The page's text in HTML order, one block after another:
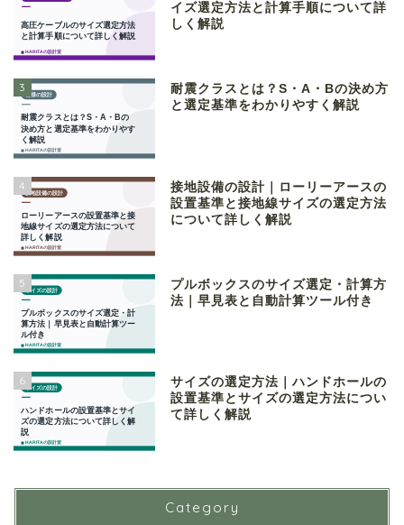
イズ選定方法と計算手順について詳
しく解説
3
耐震クラスとは？S・A・Bの決め方
と選定基準をわかりやすく解説
4
接地設備の設計｜ローリーアースの
設置基準と接地線サイズの選定方法
について詳しく解説
5
プルボックスのサイズ選定・計算方
法｜早見表と自動計算ツール付き
6
サイズの選定方法｜ハンドホールの
設置基準とサイズの選定方法につい
て詳しく解説
Category